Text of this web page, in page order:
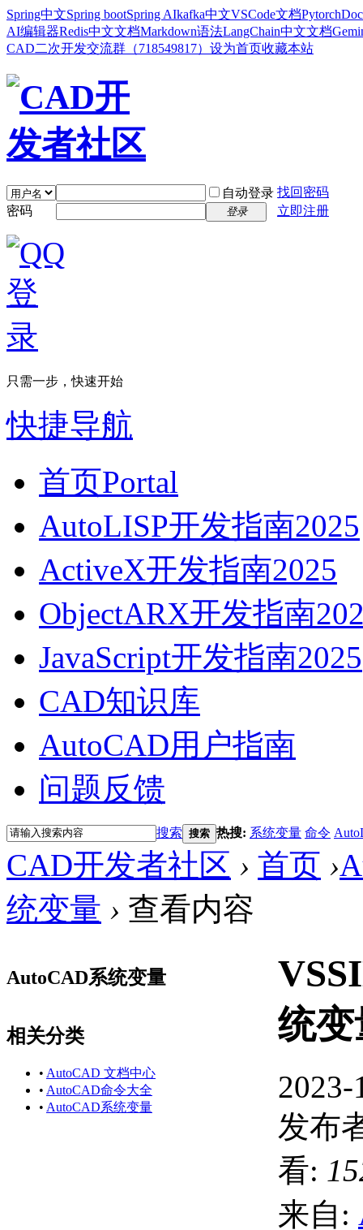
Spring中文Spring bootSpring AIkafka中文VSCode文档Pytorch
AI编辑器Redis中文文档Markdown语法LangChain中文文档
CAD二次开发交流群（718549817） 设为首页收藏本站
自动登录 找回密码
密码
登录 立即注册
只需一步，快速开始
快捷导航
首页Portal
AutoLISP开发指南2025
ActiveX开发指南2025
ObjectARX开发指南
JavaScript开发指南2025
CAD知识库
AutoCAD用户指南
问题反馈
搜索 搜索 热搜: 系统变量 命令
CAD开发者社区 › 首页 ›
统变量 › 查看内容
AutoCAD系统变量
相关分类
• AutoCAD 文档中心
• AutoCAD命令大全
• AutoCAD系统变量
统
2023-
发布
看:
来自: